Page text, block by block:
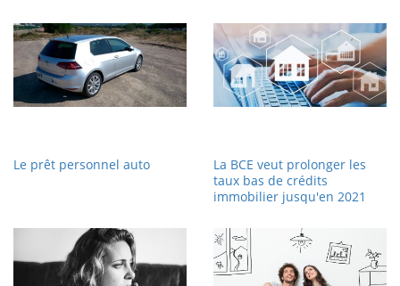
Le prêt personnel auto
La BCE veut prolonger les
taux bas de crédits
immobilier jusqu'en 2021